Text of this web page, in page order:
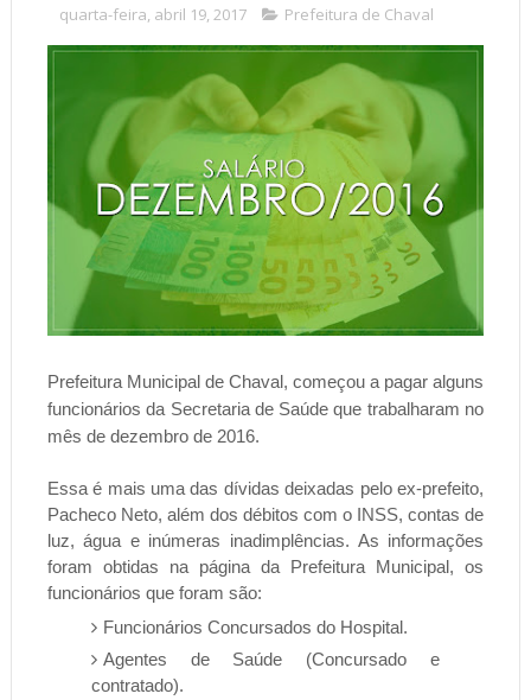
quarta-feira, abril 19, 2017 Prefeitura de Chaval
Prefeitura Municipal de Chaval, começou a pagar alguns
funcionários da Secretaria de Saúde que trabalharam no
mês de dezembro de 2016.
Essa é mais uma das dívidas deixadas pelo ex-prefeito,
Pacheco Neto, além dos débitos com o INSS, contas de
luz, água e inúmeras inadimplências. As informações
foram obtidas na página da Prefeitura Municipal, os
funcionários que foram são:
Funcionários Concursados do Hospital.
Agentes de Saúde (Concursado e
contratado).